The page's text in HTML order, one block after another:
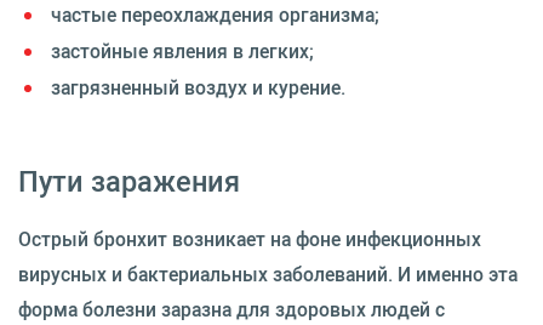
частые переохлаждения организма;
застойные явления в легких;
загрязненный воздух и курение.
Пути заражения
Острый бронхит возникает на фоне инфекционных
вирусных и бактериальных заболеваний. И именно эта
форма болезни заразна для здоровых людей с